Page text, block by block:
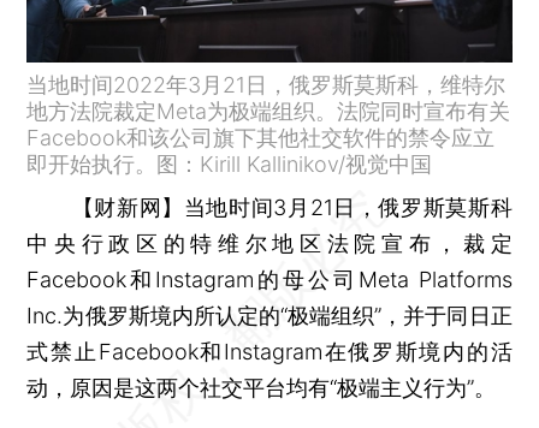
当地时间2022年3月21日，俄罗斯莫斯科，维特尔
地方法院裁定Meta为极端组织。法院同时宣布有关
Facebook和该公司旗下其他社交软件的禁令应立
即开始执行。图：Kirill Kallinikov/视觉中国
【财新网】 当地时间3月21日，俄罗斯莫斯科
中央行政区的特维尔地区法院宣布，裁定
Facebook和Instagram的母公司Meta Platforms
Inc.为俄罗斯境内所认定的“极端组织”，并于同日正
式禁止Facebook和Instagram在俄罗斯境内的活
动，原因是这两个社交平台均有“极端主义行为”。